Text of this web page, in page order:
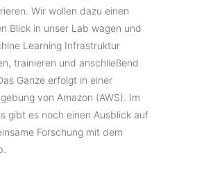
Wir wollen dazu einen
Blick in unser Lab wagen und
Learning Infrastruktur
trainieren und anschließend
Ganze erfolgt in einer
von Amazon (AWS). Im
gibt es noch einen Ausblick auf
Forschung mit dem